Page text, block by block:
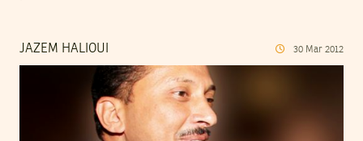
JAZEM HALIOUI 30 Mar 2012